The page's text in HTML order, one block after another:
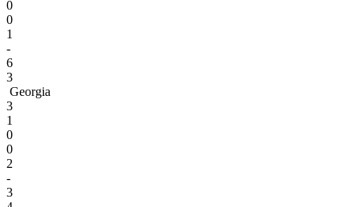
0
0
1
-
6
3
Georgia
3
1
0
0
2
-
3